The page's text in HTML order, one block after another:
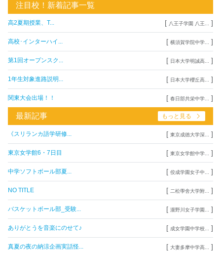
注目校！新着記事一覧
高2夏期授業、T... [ 八王子学園 八王... ]
高校･インターハイ... [ 横須賀学院中学... ]
第1回オープンスク... [ 日本大学明誠高... ]
1年生対象進路説明... [ 日本大学櫻丘高... ]
関東大会出場！！ [ 春日部共栄中学... ]
最新記事 もっと見る
《スリランカ語学研修... [ 東京成徳大学深... ]
東京女学館6・7日目 [ 東京女学館中学... ]
中学ソフトボール部夏... [ 佼成学園女子中... ]
NO TITLE [ 二松學舍大学附... ]
バスケットボール部_受験... [ 瀧野川女子学園... ]
ありがとうを音楽にのせて♪ [ 成女学園中学校... ]
真夏の夜の納涼企画実話怪... [ 大妻多摩中学高... ]